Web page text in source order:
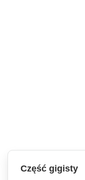
Część gigisty